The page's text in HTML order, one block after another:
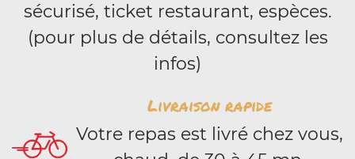
sécurisé, ticket restaurant, espèces.
(pour plus de détails, consultez les
infos)
Livraison rapide
Votre repas est livré chez vous,